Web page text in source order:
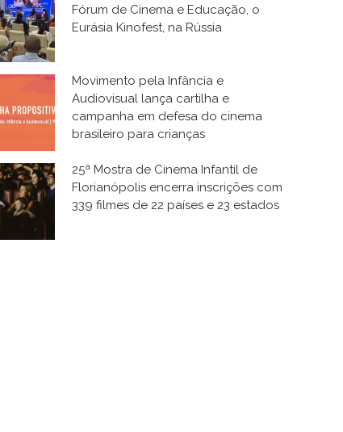
Fórum de Cinema e Educação, o
Eurásia Kinofest, na Rússia
Movimento pela Infância e
Audiovisual lança cartilha e
campanha em defesa do cinema
brasileiro para crianças
25ª Mostra de Cinema Infantil de
Florianópolis encerra inscrições com
339 filmes de 22 países e 23 estados